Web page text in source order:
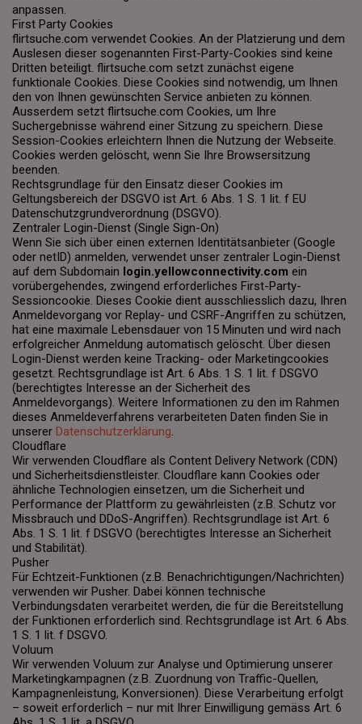
anpassen.
First Party Cookies
flirtsuche.com verwendet Cookies. An der Platzierung und dem
Auslesen dieser sogenannten First-Party-Cookies sind keine
Dritten beteiligt. flirtsuche.com setzt zunächst eigene
funktionale Cookies. Diese Cookies sind notwendig, um Ihnen
den von Ihnen gewünschten Service anbieten zu können.
Ausserdem setzt flirtsuche.com Cookies, um Ihre
Suchergebnisse während einer Sitzung zu speichern. Diese
Session-Cookies erleichtern Ihnen die Nutzung der Webseite.
Cookies werden gelöscht, wenn Sie Ihre Browsersitzung
beenden.
Rechtsgrundlage für den Einsatz dieser Cookies im
Geltungsbereich der DSGVO ist Art. 6 Abs. 1 S. 1 lit. f EU
Datenschutzgrundverordnung (DSGVO).
Zentraler Login-Dienst (Single Sign-On)
Wenn Sie sich über einen externen Identitätsanbieter (Google
oder netID) anmelden, verwendet unser zentraler Login-Dienst
auf dem Subdomain login.yellowconnectivity.com ein
vorübergehendes, zwingend erforderliches First-Party-
Sessioncookie. Dieses Cookie dient ausschliesslich dazu, Ihren
Anmeldevorgang vor Replay- und CSRF-Angriffen zu schützen,
hat eine maximale Lebensdauer von 15 Minuten und wird nach
erfolgreicher Anmeldung automatisch gelöscht. Über diesen
Login-Dienst werden keine Tracking- oder Marketingcookies
gesetzt. Rechtsgrundlage ist Art. 6 Abs. 1 S. 1 lit. f DSGVO
(berechtigtes Interesse an der Sicherheit des
Anmeldevorgangs). Weitere Informationen zu den im Rahmen
dieses Anmeldeverfahrens verarbeiteten Daten finden Sie in
unserer Datenschutzerklärung.
Cloudflare
Wir verwenden Cloudflare als Content Delivery Network (CDN)
und Sicherheitsdienstleister. Cloudflare kann Cookies oder
ähnliche Technologien einsetzen, um die Sicherheit und
Performance der Plattform zu gewährleisten (z.B. Schutz vor
Missbrauch und DDoS-Angriffen). Rechtsgrundlage ist Art. 6
Abs. 1 S. 1 lit. f DSGVO (berechtigtes Interesse an Sicherheit
und Stabilität).
Pusher
Für Echtzeit-Funktionen (z.B. Benachrichtigungen/Nachrichten)
verwenden wir Pusher. Dabei können technische
Verbindungsdaten verarbeitet werden, die für die Bereitstellung
der Funktionen erforderlich sind. Rechtsgrundlage ist Art. 6 Abs.
1 S. 1 lit. f DSGVO.
Voluum
Wir verwenden Voluum zur Analyse und Optimierung unserer
Marketingkampagnen (z.B. Zuordnung von Traffic-Quellen,
Kampagnenleistung, Konversionen). Diese Verarbeitung erfolgt
– soweit erforderlich – nur mit Ihrer Einwilligung gemäss Art. 6